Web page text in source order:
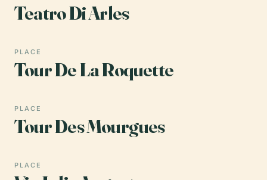
Teatro Di Arles
PLACE
Tour De La Roquette
PLACE
Tour Des Mourgues
PLACE